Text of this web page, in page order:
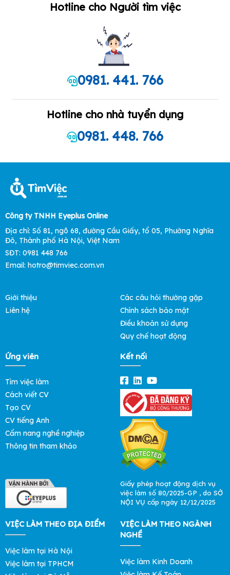
Hotline cho Người tìm việc
0981. 441. 766
Hotline cho nhà tuyển dụng
0981. 448. 766
Công ty TNHH Eyeplus Online
Địa chỉ: Số 81, ngõ 68, đường Cầu Giấy, tổ 05, Phường Nghĩa
Đô, Thành phố Hà Nội, Việt Nam
SĐT: 0981 448 766
Email: hotro@timviec.com.vn
Giới thiệu
Liên hệ
Các câu hỏi thường gặp
Chính sách bảo mật
Điều khoản sử dụng
Quy chế hoạt động
Ứng viên
Tìm việc làm
Cách viết CV
Tạo CV
CV tiếng Anh
Cẩm nang nghề nghiệp
Thông tin tham khảo
Kết nối
Giấy phép hoạt động dịch vụ
việc làm số 80/2025-GP , do SỞ
NỘI VỤ cấp ngày 12/12/2025
VIỆC LÀM THEO ĐỊA ĐIỂM
Việc làm tại Hà Nội
Việc làm tại TPHCM
VIỆC LÀM THEO NGÀNH
NGHỀ
Việc làm Kinh Doanh